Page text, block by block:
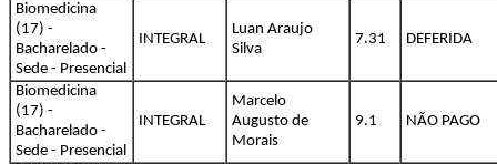
Biomedicina
(17) -
Bacharelado -
Sede - Presencial
INTEGRAL
Luan Araujo
Silva
7.31 DEFERIDA
Biomedicina
(17) -
Bacharelado -
Sede - Presencial
INTEGRAL
Marcelo
Augusto de
Morais
9.1 NÃO PAGO